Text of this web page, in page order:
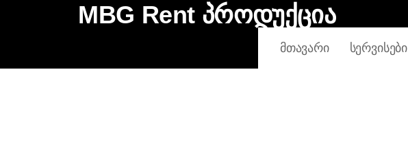
MBG Rent პროდუქცია
ᲛᲗᲐᲕᲐᲠᲘ ᲡᲔᲠᲕᲘᲡᲔᲑᲘ